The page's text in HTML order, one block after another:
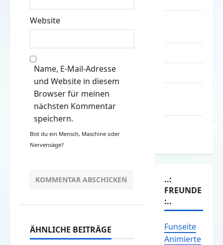
Website
Name, E-Mail-Adresse
und Website in diesem
Browser für meinen
nächsten Kommentar
speichern.
Bist du ein Mensch, Maschine oder
Nervensäge?
ÄHNLICHE BEITRÄGE
..:
FREUNDE
:..
Funseite
Animierte